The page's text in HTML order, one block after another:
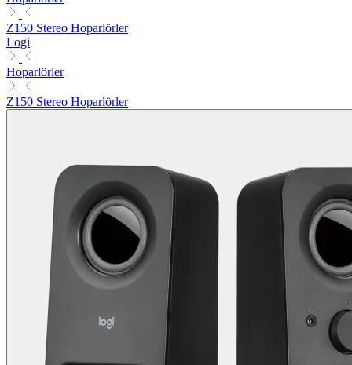
Z150 Stereo Hoparlörler
Logi
Hoparlörler
Z150 Stereo Hoparlörler